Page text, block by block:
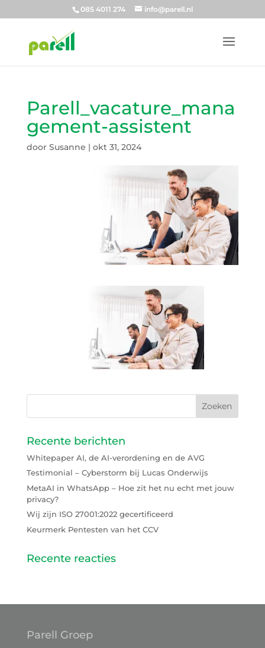
085 4011 274 info@parell.nl
Parell_vacature_mana
gement-assistent
door Susanne | okt 31, 2024
Recente berichten
Whitepaper AI, de AI-verordening en de AVG
Testimonial – Cyberstorm bij Lucas Onderwijs
MetaAI in WhatsApp – Hoe zit het nu echt met jouw
privacy?
Wij zijn ISO 27001:2022 gecertificeerd
Keurmerk Pentesten van het CCV
Recente reacties
Parell Groep